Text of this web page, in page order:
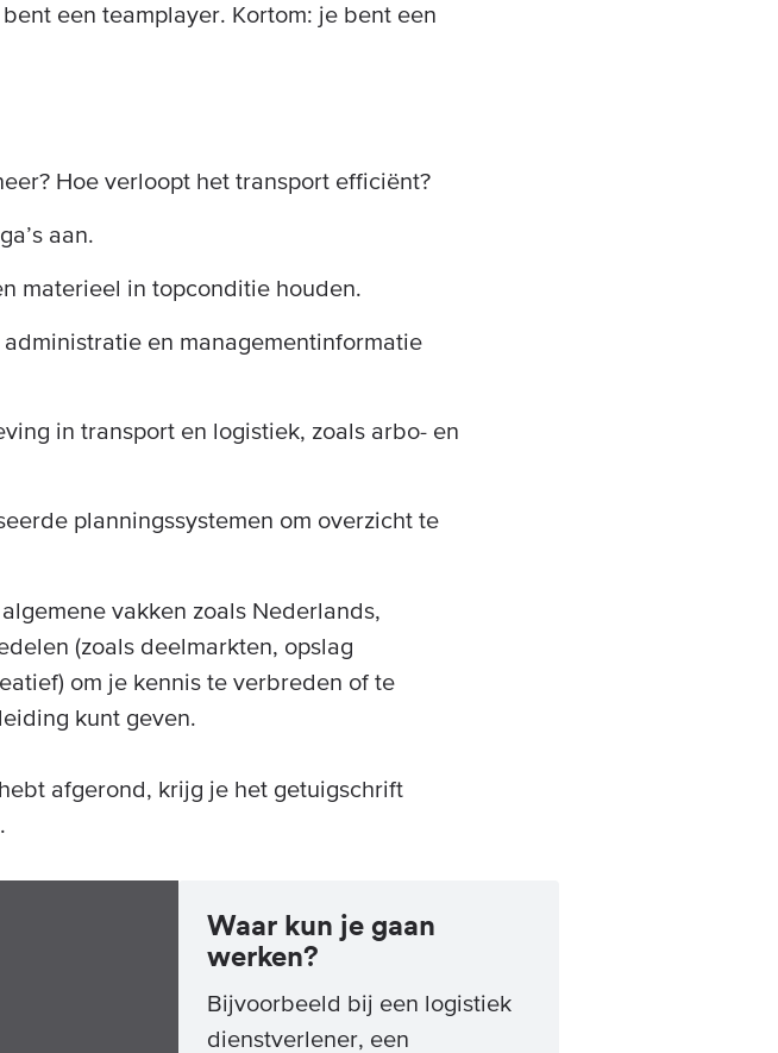
een teamplayer. Kortom: je bent een
Hoe verloopt het transport efficiënt?
aan.
materieel in topconditie houden.
en managementinformatie
in transport en logistiek, zoals arbo- en
planningssystemen om overzicht te
vakken zoals Nederlands,
(zoals deelmarkten, opslag
om je kennis te verbreden of te
kunt geven.
afgerond, krijg je het getuigschrift
Waar kun je gaan
werken?
Bijvoorbeeld bij een logistiek
dienstverlener, een